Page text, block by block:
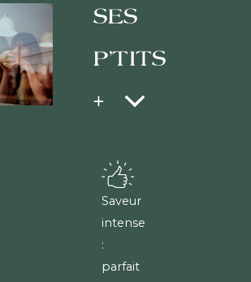
SES
P'TITS
+
Saveur
intense
:
parfait